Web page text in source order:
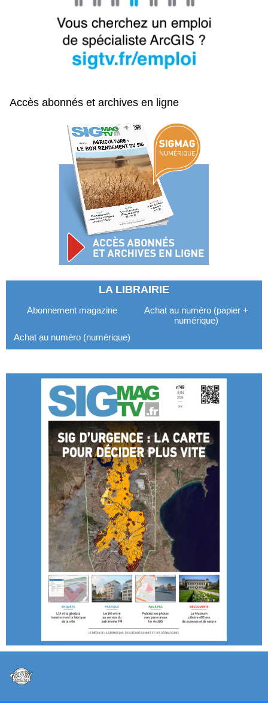
Accès abonnés et archives en ligne
LA LIBRAIRIE
Abonnement magazine
Achat au numéro (papier +
numérique)
Achat au numéro (numérique)